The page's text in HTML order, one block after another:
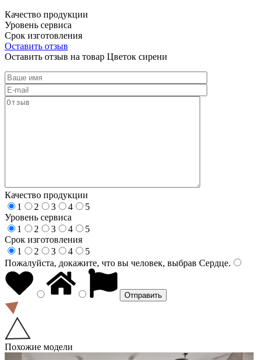
Качество продукции
Уровень сервиса
Срок изготовления
Оставить отзыв
Оставить отзыв на товар Цветок сирени
Качество продукции
1
2 3 4
5
Уровень сервиса
1
2 3 4
5
Срок изготовления
1
2 3 4
5
Пожалуйста, докажите, что вы человек, выбрав Сердце.
Похожие модели